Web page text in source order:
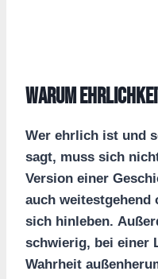
Warum
Wer ehrlich ist und
sagt, muss sich
Version einer
auch weitestgehend
sich hinleben.
schwierig, bei einer
Wahrheit